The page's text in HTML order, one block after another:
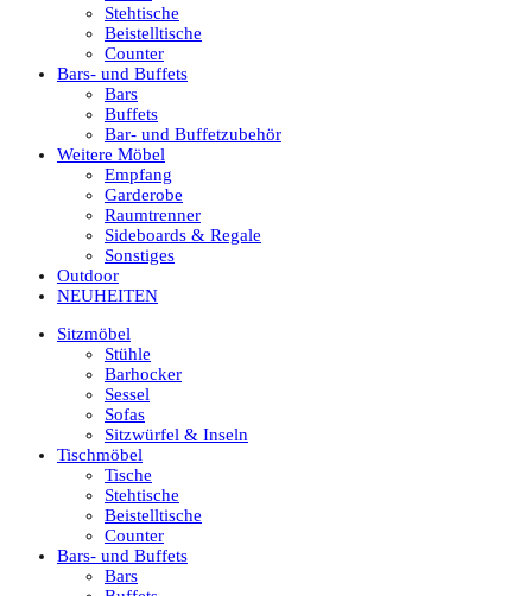
Stehtische
Beistelltische
Counter
Bars- und Buffets
Bars
Buffets
Bar- und Buffetzubehör
Weitere Möbel
Empfang
Garderobe
Raumtrenner
Sideboards & Regale
Sonstiges
Outdoor
NEUHEITEN
Sitzmöbel
Stühle
Barhocker
Sessel
Sofas
Sitzwürfel & Inseln
Tischmöbel
Tische
Stehtische
Beistelltische
Counter
Bars- und Buffets
Bars